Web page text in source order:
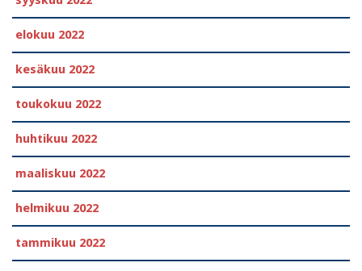
elokuu 2022
kesäkuu 2022
toukokuu 2022
huhtikuu 2022
maaliskuu 2022
helmikuu 2022
tammikuu 2022